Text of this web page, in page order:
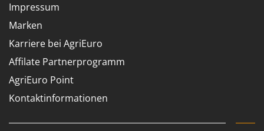
Tenco
Tineco
Titania
Tornado
Tre Spade
Impressum
Marken
Karriere bei AgriEuro
Affilate Partnerprogramm
AgriEuro Point
Kontaktinformationen